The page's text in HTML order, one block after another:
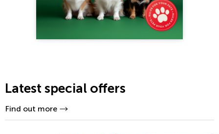
Latest special offers
Find out more